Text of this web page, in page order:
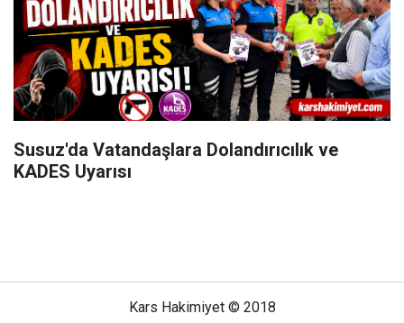
Susuz'da Vatandaşlara Dolandırıcılık ve
KADES Uyarısı
Kars Hakimiyet © 2018